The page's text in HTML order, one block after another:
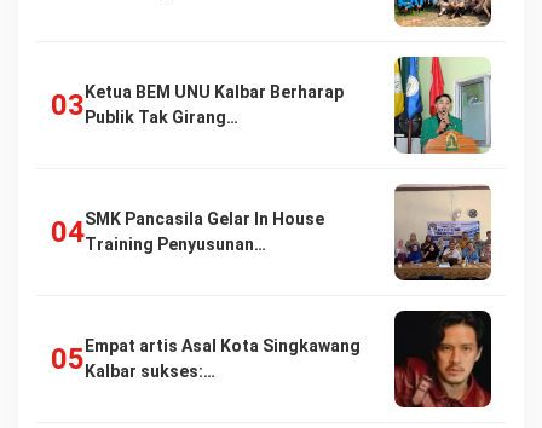
Ketua BEM UNU Kalbar Berharap
Publik Tak Girang…
SMK Pancasila Gelar In House
Training Penyusunan…
Empat artis Asal Kota Singkawang
Kalbar sukses:…